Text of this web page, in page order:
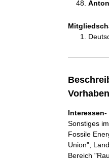
Interessen-
Sonstiges
Fossile
Union";
Bereich